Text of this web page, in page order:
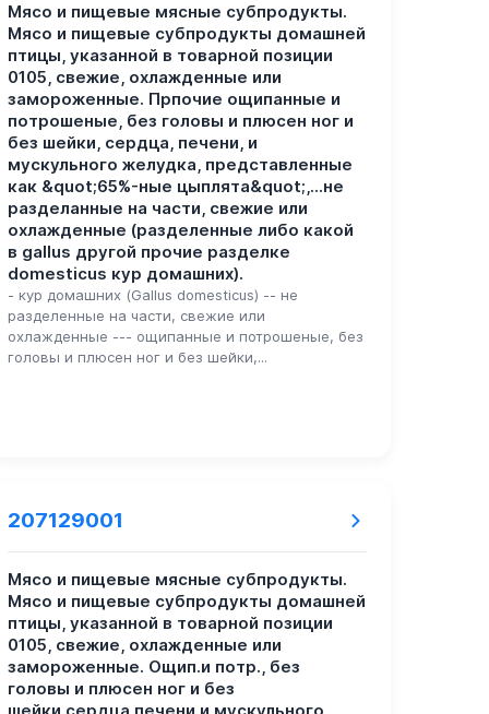
Мясо и пищевые мясные субпродукты.
Мясо и пищевые субпродукты домашней
птицы, указанной в товарной позиции
0105, свежие, охлажденные или
замороженные. Прпочие ощипанные и
потрошеные, без головы и плюсен ног и
без шейки, сердца, печени, и
мускульного желудка, представленные
как &quot;65%-ные цыплята&quot;,...не
разделанные на части, свежие или
охлажденные (разделенные либо какой
в gallus другой прочие разделке
domesticus кур домашних).
- кур домашних (Gallus domesticus) -- не
разделенные на части, свежие или
охлажденные --- ощипанные и потрошеные, без
головы и плюсен ног и без шейки,...
207129001
Мясо и пищевые мясные субпродукты.
Мясо и пищевые субпродукты домашней
птицы, указанной в товарной позиции
0105, свежие, охлажденные или
замороженные. Ощип.и потр., без
головы и плюсен ног и без